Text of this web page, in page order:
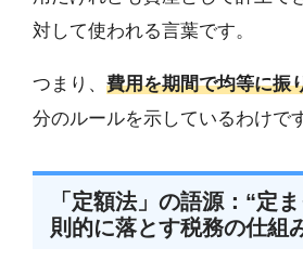
対して使われる言葉です。
つまり、 費用を期間で均等に振
分のルールを示しているわけで
「定額法」の語源：“定
則的に落とす税務の仕組